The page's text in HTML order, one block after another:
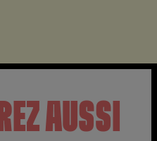
AUSSI